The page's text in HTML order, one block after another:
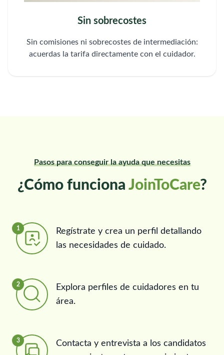
Sin sobrecostes
Sin comisiones ni sobrecostes de intermediación:
acuerdas la tarifa directamente con el cuidador.
Pasos para conseguir la ayuda que necesitas
¿Cómo funciona JoinToCare?
1
Regístrate y crea un perfil detallando
las necesidades de cuidado.
2
Explora perfiles de cuidadores en tu
área.
3
Contacta y entrevista a los candidatos